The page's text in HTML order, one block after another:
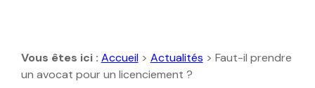
Vous êtes ici : Accueil> Actualités > Faut-il prendre
un avocat pour un licenciement ?